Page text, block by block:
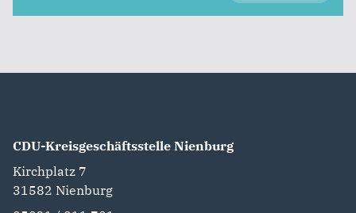
CDU-Kreisgeschäftsstelle Nienburg
Kirchplatz 7
31582 Nienburg